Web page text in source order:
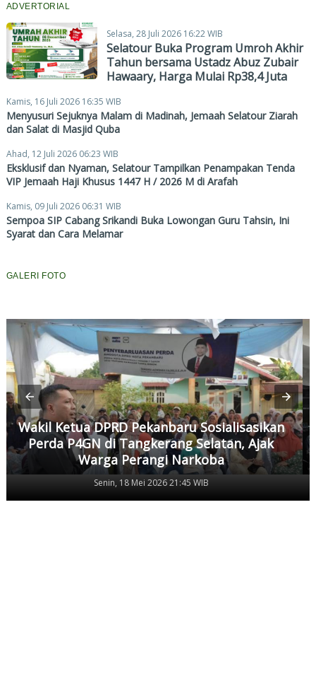
ADVERTORIAL
Selasa, 28 Juli 2026 16:22 WIB
Selatour Buka Program Umroh Akhir
Tahun bersama Ustadz Abuz Zubair
Hawaary, Harga Mulai Rp38,4 Juta
Kamis, 16 Juli 2026 16:35 WIB
Menyusuri Sejuknya Malam di Madinah, Jemaah Selatour Ziarah
dan Salat di Masjid Quba
Ahad, 12 Juli 2026 06:23 WIB
Eksklusif dan Nyaman, Selatour Tampilkan Penampakan Tenda
VIP Jemaah Haji Khusus 1447 H / 2026 M di Arafah
Kamis, 09 Juli 2026 06:31 WIB
Sempoa SIP Cabang Srikandi Buka Lowongan Guru Tahsin, Ini
Syarat dan Cara Melamar
GALERI FOTO
Wakil Ketua DPRD Pekanbaru Sosialisasikan
Perda P4GN di Tangkerang Selatan, Ajak
Warga Perangi Narkoba
Senin, 18 Mei 2026 21:45 WIB